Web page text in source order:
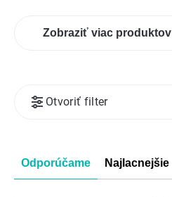
Zobraziť viac produktov
Radenie
produktov
Odporúčame Najlacnejšie
Otvoriť filter
Výpis